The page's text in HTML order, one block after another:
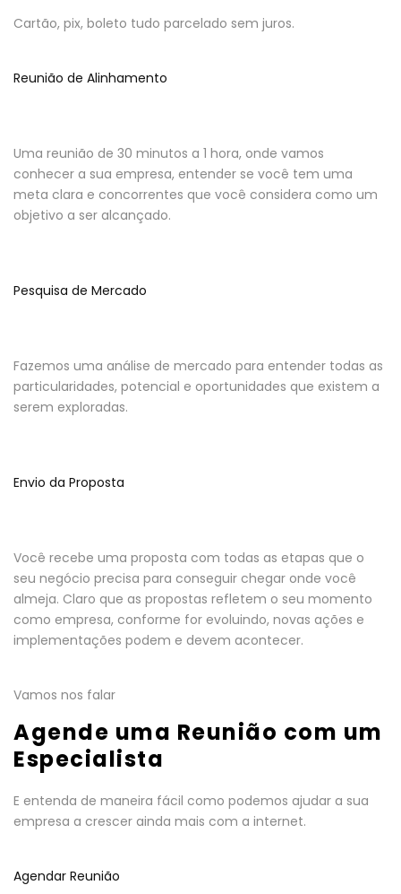
Cartão, pix, boleto tudo parcelado sem juros.
Reunião de Alinhamento
Uma reunião de 30 minutos a 1 hora, onde vamos
conhecer a sua empresa, entender se você tem uma
meta clara e concorrentes que você considera como um
objetivo a ser alcançado.
Pesquisa de Mercado
Fazemos uma análise de mercado para entender todas as
particularidades, potencial e oportunidades que existem a
serem exploradas.
Envio da Proposta
Você recebe uma proposta com todas as etapas que o
seu negócio precisa para conseguir chegar onde você
almeja. Claro que as propostas refletem o seu momento
como empresa, conforme for evoluindo, novas ações e
implementações podem e devem acontecer.
Vamos nos falar
Agende uma Reunião com um
Especialista
E entenda de maneira fácil como podemos ajudar a sua
empresa a crescer ainda mais com a internet.
Agendar Reunião